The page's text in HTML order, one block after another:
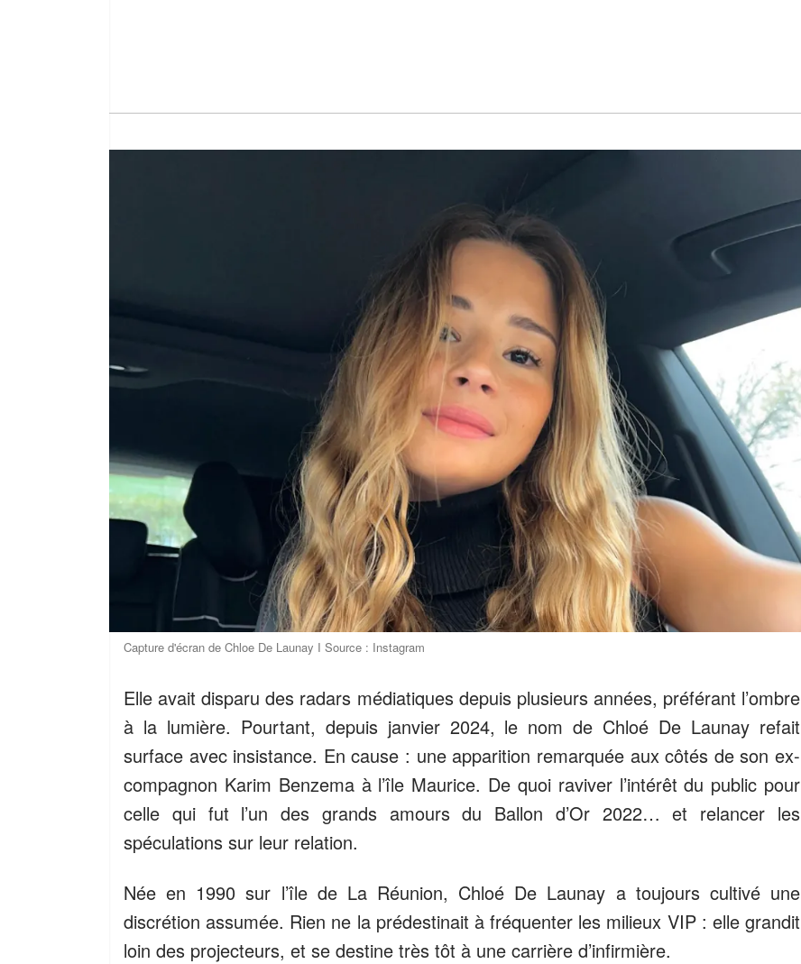
Capture d'écran de Chloe De Launay I Source : Instagram
Elle avait disparu des radars médiatiques depuis plusieurs années, préférant l’ombre
à la lumière. Pourtant, depuis janvier 2024, le nom de Chloé De Launay refait
surface avec insistance. En cause : une apparition remarquée aux côtés de son ex-
compagnon Karim Benzema à l’île Maurice. De quoi raviver l’intérêt du public pour
celle qui fut l’un des grands amours du Ballon d’Or 2022… et relancer les
spéculations sur leur relation.
Née en 1990 sur l’île de La Réunion, Chloé De Launay a toujours cultivé une
discrétion assumée. Rien ne la prédestinait à fréquenter les milieux VIP : elle grandit
loin des projecteurs, et se destine très tôt à une carrière d’infirmière.